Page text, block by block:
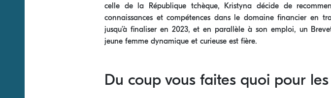
celle de la République tchèque, Kristyna décide de
connaissances et compétences dans le domaine financier en
jusqu’à finaliser en 2023, et en parallèle à son emploi, un
jeune femme dynamique et curieuse est fière.
Du coup vous faites quoi pour les